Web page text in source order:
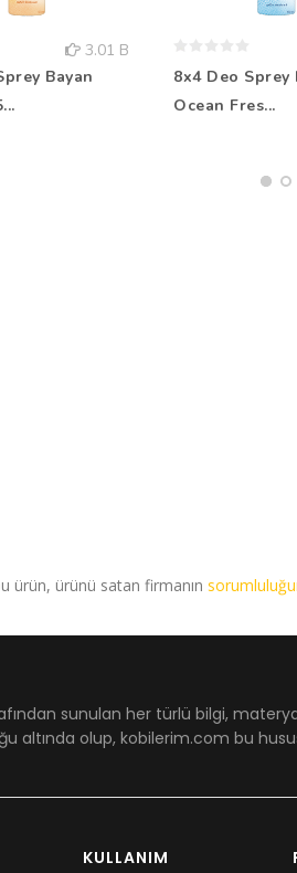
3.01 B
Bayan
8x4 Deo Sprey
Ocean Fres...
ürün, ürünü satan firmanın
sunulan her türlü bilgi,
altında olup, kobilerim.com bu
KULLANIM